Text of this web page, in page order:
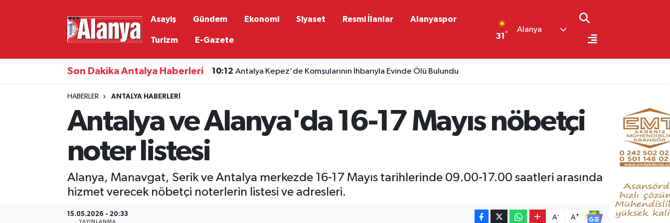
Asayiş Gündem Ekonomi Siyaset Resmi İlanlar Alanyaspor
Turizm E-Gazete 31 °
Alanya
Son Dakika Antalya Haberleri 10:12 Antalya Kepez'de Komşularının İhbarıyla Evinde Ölü Bulundu
HABERLER ANTALYA HABERLERI
Antalya ve Alanya'da 16-17 Mayıs nöbetçi
noter listesi
Alanya, Manavgat, Serik ve Antalya merkezde 16-17 Mayıs tarihlerinde 09.00-17.00 saatleri arasında
hizmet verecek nöbetçi noterlerin listesi ve adresleri.
15.05.2026 - 20:33
YAYINLANMA
A- A+
Antalya Nöbetçi Eczaneler
Antalya Trafik Yoğunluk Haritası
Süper Lig Puan Durumu ve Fikstür
Son Dakika Haberleri
Haber Arşivi